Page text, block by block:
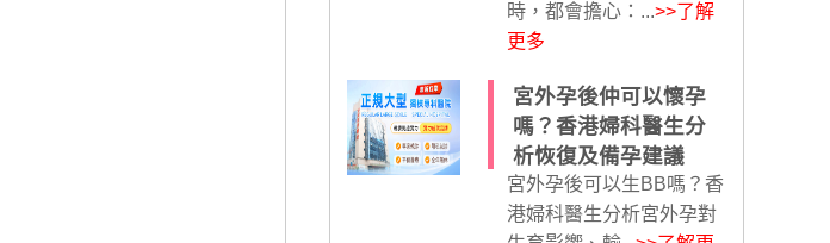
時，都會擔心：...>>了解
更多
宮外孕後仲可以懷孕
嗎？香港婦科醫生分
析恢復及備孕建議
宮外孕後可以生BB嗎？香
港婦科醫生分析宮外孕對